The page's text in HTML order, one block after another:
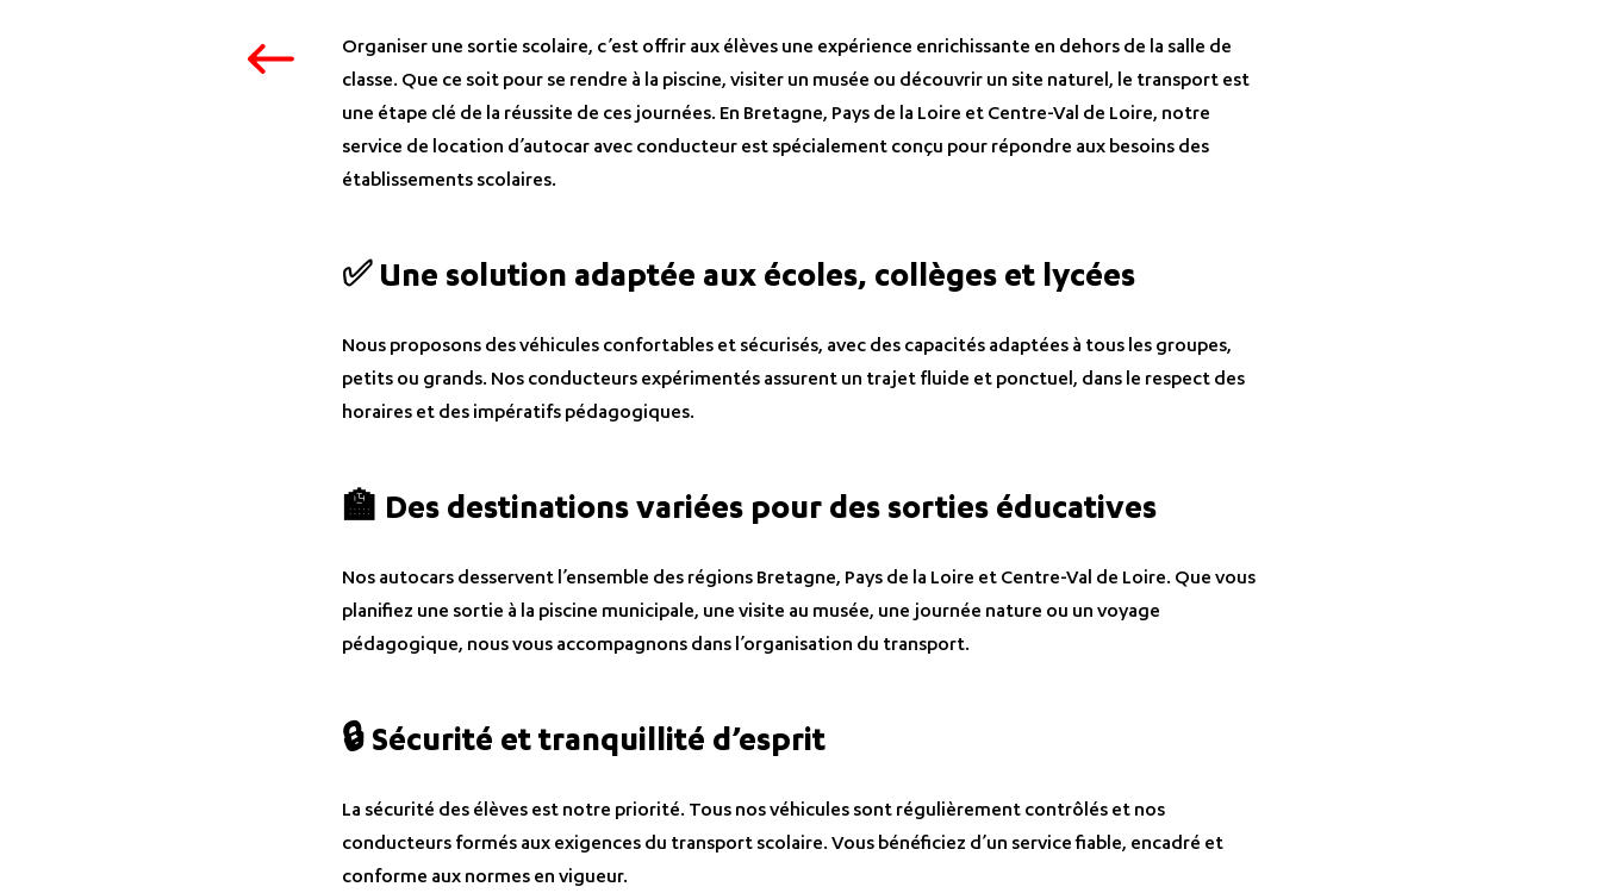
Organiser une sortie scolaire, c’est offrir aux élèves une expérience enrichissante en dehors de la salle de
classe. Que ce soit pour se rendre à la piscine, visiter un musée ou découvrir un site naturel, le transport est
une étape clé de la réussite de ces journées. En Bretagne, Pays de la Loire et Centre-Val de Loire, notre
service de location d’autocar avec conducteur est spécialement conçu pour répondre aux besoins des
établissements scolaires.
✅ Une solution adaptée aux écoles, collèges et lycées
Nous proposons des véhicules confortables et sécurisés, avec des capacités adaptées à tous les groupes,
petits ou grands. Nos conducteurs expérimentés assurent un trajet fluide et ponctuel, dans le respect des
horaires et des impératifs pédagogiques.
🏫 Des destinations variées pour des sorties éducatives
Nos autocars desservent l’ensemble des régions Bretagne, Pays de la Loire et Centre-Val de Loire. Que vous
planifiez une sortie à la piscine municipale, une visite au musée, une journée nature ou un voyage
pédagogique, nous vous accompagnons dans l’organisation du transport.
🔒 Sécurité et tranquillité d’esprit
La sécurité des élèves est notre priorité. Tous nos véhicules sont régulièrement contrôlés et nos
conducteurs formés aux exigences du transport scolaire. Vous bénéficiez d’un service fiable, encadré et
conforme aux normes en vigueur.